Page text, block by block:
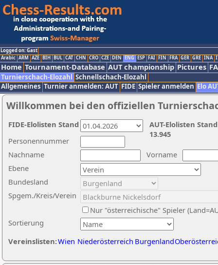
Logged on: Gast
Arabic ARM AZE BIH BUL CAT CHN CRO CZE DEN ENG ESP FAI FIN FRA GER GRE INA
Home Tournament-Database AUT championship Pictures
Turnierschach-Elozahl Schnellschach-Elozahl
Allgemeines Turnier anmelden: AUT FIDE Spieler anmelden Elo
Willkommen bei den offiziellen
Nachname
Vorname
Ebene
Sortierung
Personennummer
Bundesland
Spgem./Kreis/Verein
Nur "österreichische" Spieler
Vereinslisten:Wien Niederösterreich Burgenland
AUT-Elolisten
13.945
FIDE-Elolisten Stand